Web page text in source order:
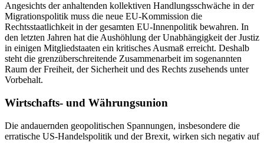
Angesichts der anhaltenden kollektiven Handlungsschwäche in der
Migrations­politik muss die neue EU-Kommission die
Rechtsstaatlichkeit in der gesamten EU-Innenpolitik bewahren. In
den letzten Jah­ren hat die Aushöhlung der Unabhängigkeit der Justiz
in einigen Mitgliedstaaten ein kritisches Ausmaß erreicht. Deshalb
steht die grenzüberschreitende Zusammenarbeit im sogenannten
Raum der Freiheit, der Sicherheit und des Rechts zusehends unter
Vorbehalt.
Wirtschafts- und Währungsunion
Die andauernden geopolitischen Spannungen, insbesondere die
erratische US-Handels­politik und der Brexit, wirken sich negativ auf